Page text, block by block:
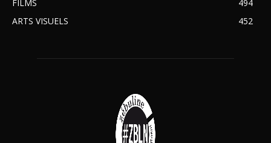
FILMS
494
ARTS VISUELS
452